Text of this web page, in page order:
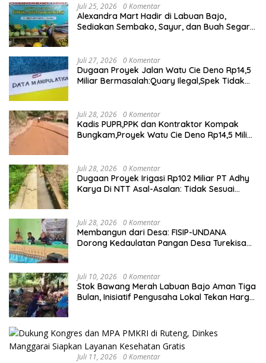
Juli 25, 2026 0 Komentar
Alexandra Mart Hadir di Labuan Bajo,
Sediakan Sembako, Sayur, dan Buah Segar
Juli 27, 2026 0 Komentar
Dugaan Proyek Jalan Watu Cie Deno Rp14,5
Miliar Bermasalah:Quary Ilegal,Spek Tidak
Juli 28, 2026 0 Komentar
Kadis PUPR,PPK dan Kontraktor Kompak
Bungkam,Proyek Watu Cie Deno Rp14,5 Miliar
Juli 28, 2026 0 Komentar
Dugaan Proyek Irigasi Rp102 Miliar PT Adhy
Karya Di NTT Asal-Asalan: Tidak Sesuai
Juli 28, 2026 0 Komentar
Membangun dari Desa: FISIP-UNDANA
Dorong Kedaulatan Pangan Desa Turekisa
Juli 10, 2026 0 Komentar
Stok Bawang Merah Labuan Bajo Aman Tiga
Bulan, Inisiatif Pengusaha Lokal Tekan Harga
Juli 11, 2026 0 Komentar